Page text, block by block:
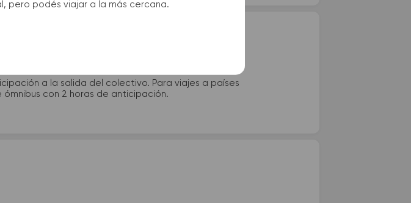
pero podés viajar a la más cercana.
micros?
a la salida del colectivo. Para viajes a países
con 2 horas de anticipación.